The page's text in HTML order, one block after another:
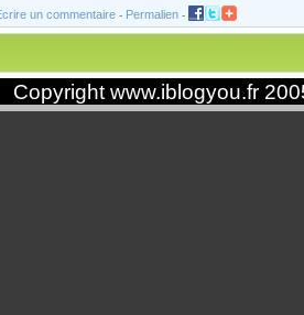
un commentaire - Permalien -
Copyright www.iblogyou.fr